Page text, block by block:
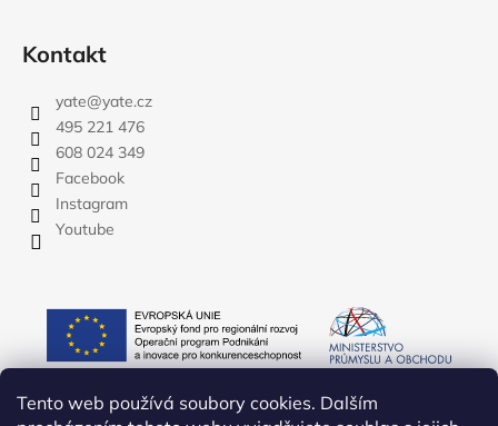
Tento web používá soubory cookies. Dalším
Kontakt
yate@yate.cz
495 221 476
608 024 349
Facebook
Instagram
Youtube